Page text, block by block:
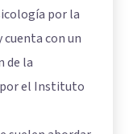
por la
con un
de la
por el Instituto